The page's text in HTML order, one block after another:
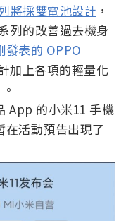
將採雙電池設計 ，
列的改善過去機身
發表的 OPPO
加上各項的輕量化
App 的小米11 手機
活動預告出現了